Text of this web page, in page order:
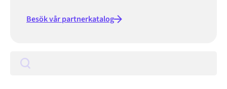
Besök vår partnerkatalog